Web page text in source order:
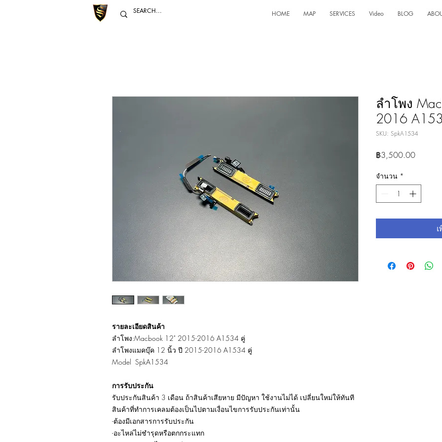
HOME MAP SERVICES Video BLOG
รายละเอียดสินค้า
ลำโพง:Macbook 12" 2015-2016 A1534 คู่
ลำโพงแมคบุ๊ค 12 นิ้ว ปี 2015-2016 A1534 คู่
Model SpkA1534
การรับประกัน
รับประกันสินค้า 3 เดือน ถ้าสินค้าเสียหาย มีปัญหา ใช้งานไม่ได้ เปลี่ยนใหม่ให้ทันที
สินค้าที่ทำการเคลมต้องเป็นไปตามเงื่อนไขการรับประกันเท่านั้น
-ต้องมีเอกสารการรับประกัน
-อะไหล่ไม่ชำรุดหรือตกกระแทก
ลำโพง
2016
SKU: SpkA1534
฿3,500.00ราคา
จำนวน *